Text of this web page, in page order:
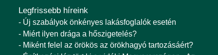
Legfrissebb híreink
- Új szabályok önkényes lakásfoglalók esetén
- Miért ilyen drága a hőszigetelés?
- Miként felel az örökös az örökhagyó tartozásáért?